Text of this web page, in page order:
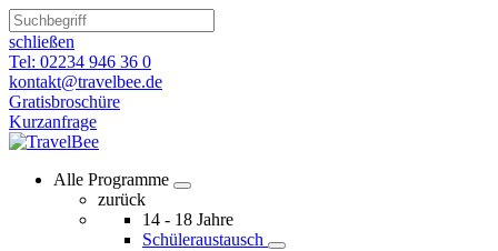
schließen
Tel: 02234 946 36 0
kontakt@travelbee.de
Gratisbroschüre
Kurzanfrage
Alle Programme
zurück
14 - 18 Jahre
Schüleraustausch